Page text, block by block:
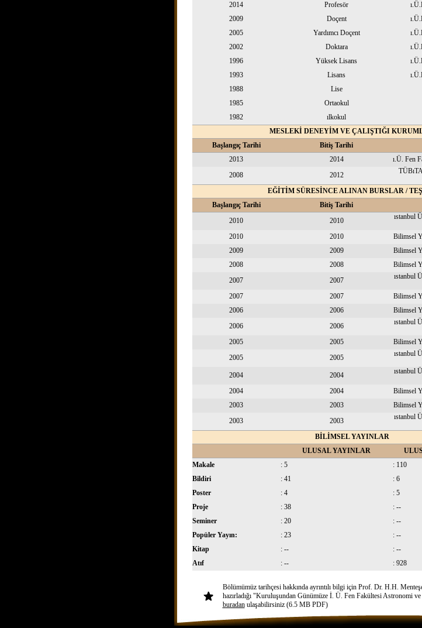
2014
Profesör
2009
Doçent
2005
Yardımcı Doçent
2002
Doktara
1996
Yüksek Lisans
1993
Lisans
1988
Lise
1985
Ortaokul
1982
ılkokul
MESLEKİ DENEYİM VE ÇALIŞTIĞI
Başlangıç Tarihi
Bitiş Tarihi
2013
2014
ı.Ü. Fen
2008
2012
EĞİTİM SÜRESİNCE ALINAN BURSLAR /
Başlangıç Tarihi
Bitiş Tarihi
2010
2010
ıstanbul
2010
2010
Bilimsel
2009
2009
Bilimsel
2008
2008
Bilimsel
2007
2007
ıstanbul
2007
2007
Bilimsel
2006
2006
Bilimsel
2006
2006
ıstanbul
2005
2005
Bilimsel
2005
2005
ıstanbul
2004
2004
ıstanbul
2004
2004
Bilimsel
2003
2003
Bilimsel
2003
2003
ıstanbul
BİLİMSEL YAYINLAR
ULUSAL YAYINLAR
Makale
: 5
: 110
Bildiri
: 41
: 6
Poster
: 4
: 5
Proje
: 38
: --
Seminer
: 20
: --
Popüler Yayın:
: 23
: --
Kitap
: --
: --
Atıf
: -- : 928
Bölümümüz tarihçesi hakkında ayrıntılı bilgi için Prof. Dr. H.H.
hazırladığı "Kuruluşundan Günümüze İ. Ü. Fen Fakültesi Astronomi
buradanulaşabilirsiniz (6.5 MB PDF)